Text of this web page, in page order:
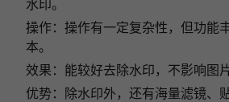
水印。
操作：操作有一定复杂性，但功能
本。
效果：能较好去除水印，不影响图
优势：除水印外，还有海量滤镜、